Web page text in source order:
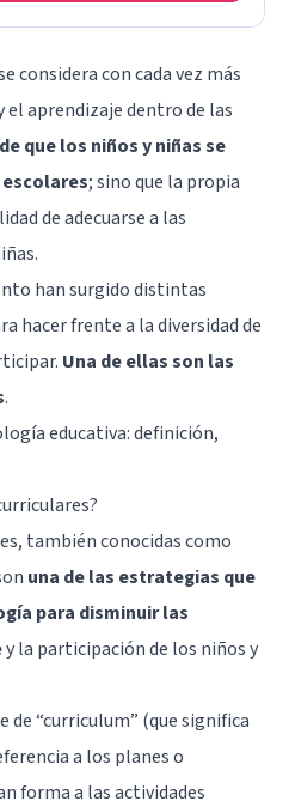
considera con cada vez más
aprendizaje dentro de las
que los niños y niñas se
; sino que la propia
de adecuarse a las
han surgido distintas
hacer frente a la diversidad de
Una de ellas son las
.
educativa: definición,
también conocidas como
una de las estrategias que
para disminuir las
y la participación de los niños y
de “curriculum” (que significa
a los planes o
forma a las actividades